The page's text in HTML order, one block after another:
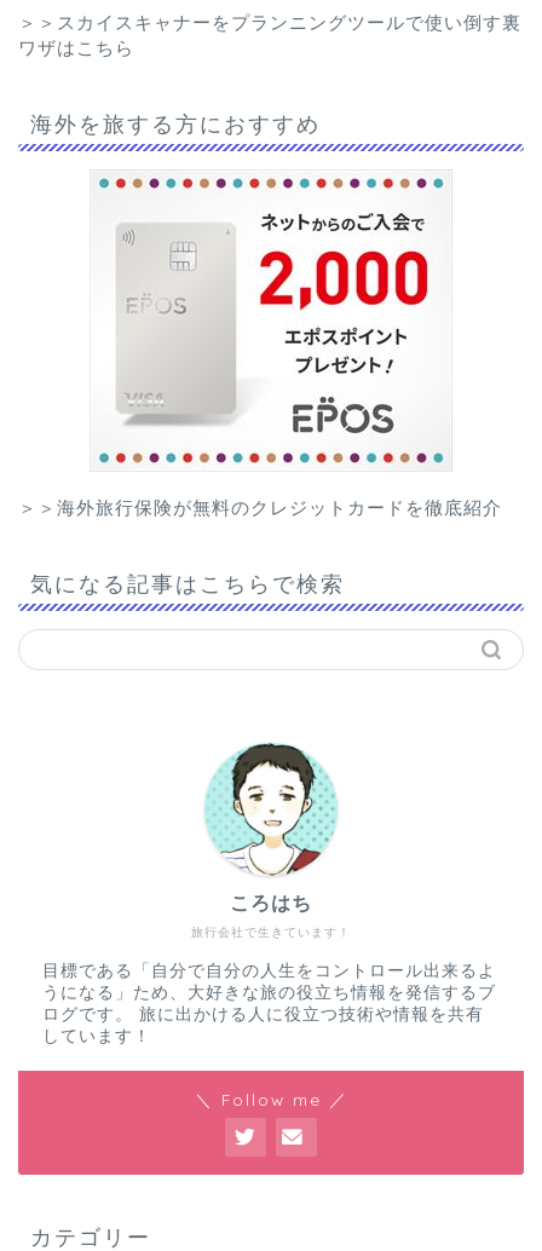
＞＞スカイスキャナーをプランニングツールで使い倒す裏
ワザはこちら
海外を旅する方におすすめ
＞＞海外旅行保険が無料のクレジットカードを徹底紹介
気になる記事はこちらで検索
旅行会社で生きています！
ころはち
目標である「自分で自分の人生をコントロール出来るよ
うになる」ため、大好きな旅の役立ち情報を発信するブ
ログです。 旅に出かける人に役立つ技術や情報を共有
しています！
＼ Follow me ／
カテゴリー